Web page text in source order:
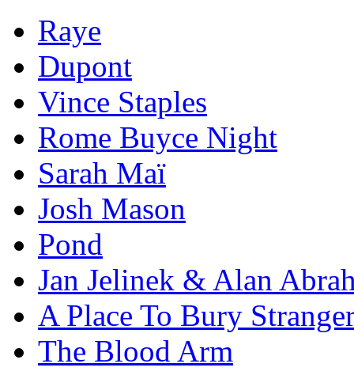
Raye
Dupont
Vince Staples
Rome Buyce Night
Sarah Maï
Josh Mason
Pond
Jan Jelinek & Alan
A Place To Bury
The Blood Arm